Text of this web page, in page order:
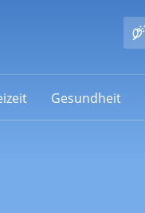
Gesundheit